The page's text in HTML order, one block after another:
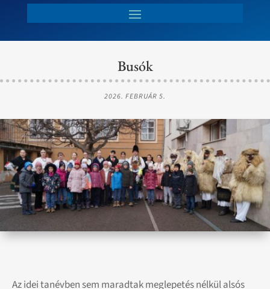
Busók
2026. FEBRUÁR 5.
Az idei tanévben sem maradtak meglepetés nélkül alsós